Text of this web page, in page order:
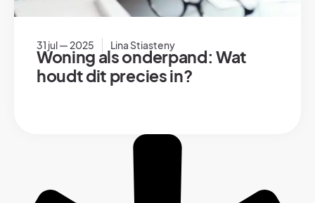
31 jul — 2025 Lina Stiasteny
Woning als onderpand: Wat
houdt dit precies in?